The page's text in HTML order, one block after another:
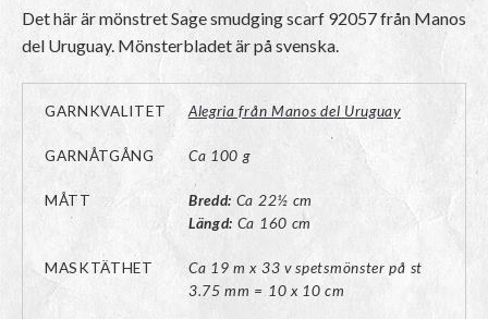
35kr.15kr.
Det här är mönstret Sage smudging scarf 92057 från Manos
del Uruguay. Mönsterbladet är på svenska.
GARNKVALITET Alegria från Manos del Uruguay
GARNÅTGÅNG Ca 100 g
MÅTT Bredd: Ca 22½ cm
Längd: Ca 160 cm
MASKTÄTHET
Ca 19 m x 33 v spetsmönster på st
3.75 mm = 10 x 10 cm